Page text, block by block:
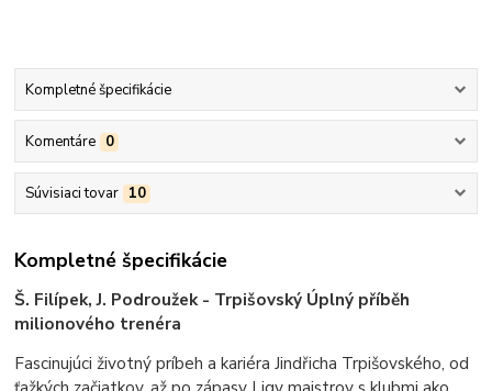
Kompletné špecifikácie
Komentáre 0
Súvisiaci tovar 10
Kompletné špecifikácie
Š. Filípek, J. Podroužek - Trpišovský Úplný příběh
milionového trenéra
Fascinujúci životný príbeh a kariéra Jindřicha Trpišovského, od